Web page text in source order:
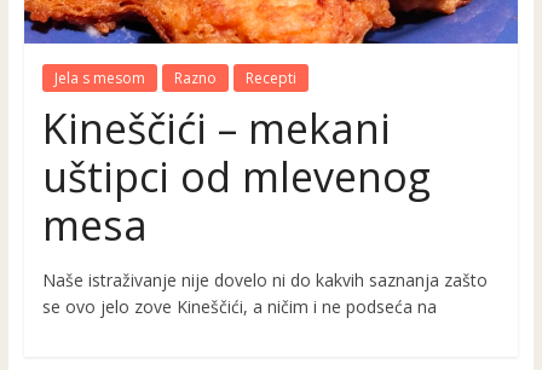
Jela s mesom Razno Recepti
Kineščići – mekani
uštipci od mlevenog
mesa
Naše istraživanje nije dovelo ni do kakvih saznanja zašto
se ovo jelo zove Kineščići, a ničim i ne podseća na